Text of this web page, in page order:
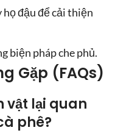
họ đậu để cải thiện
biện pháp che phủ.
Gặp (FAQs)
vật lại quan
phê?